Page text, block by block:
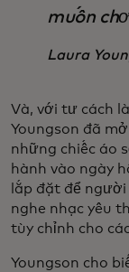
muốn
Laura
Và, với tư cách
Youngson đã
những chiếc áo
hành vào ngày
lắp đặt để
nghe nhạc yêu
tùy chỉnh cho
Youngson cho